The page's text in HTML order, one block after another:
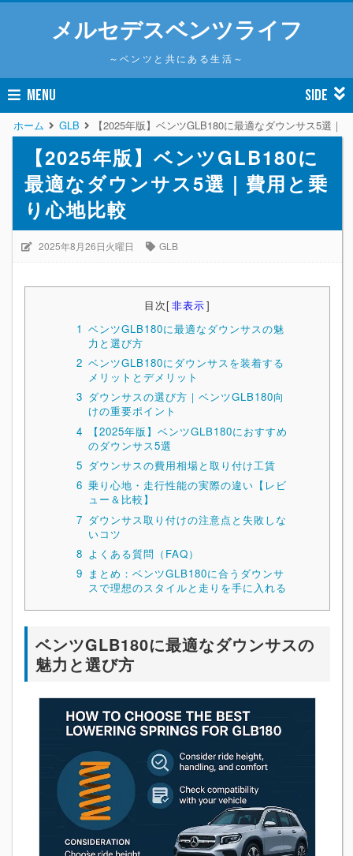
メルセデスベンツライフ
～ベンツと共にある生活～
MENU SIDE
ホーム GLB 【2025年版】ベンツGLB180に最適なダウンサス5選｜
【2025年版】ベンツGLB180に
最適なダウンサス5選｜費用と乗
り心地比較
2025年8月26日火曜日 GLB
目次[非表示]
1 ベンツGLB180に最適なダウンサスの魅
力と選び方
2 ベンツGLB180にダウンサスを装着する
メリットとデメリット
3 ダウンサスの選び方｜ベンツGLB180向
けの重要ポイント
4
【2025年版】ベンツGLB180におすすめ
のダウンサス5選
5 ダウンサスの費用相場と取り付け工賃
6 乗り心地・走行性能の実際の違い【レビ
ュー＆比較】
7 ダウンサス取り付けの注意点と失敗しな
いコツ
8 よくある質問（FAQ）
9 まとめ：ベンツGLB180に合うダウンサ
スで理想のスタイルと走りを手に入れる
ベンツGLB180に最適なダウンサスの
魅力と選び方